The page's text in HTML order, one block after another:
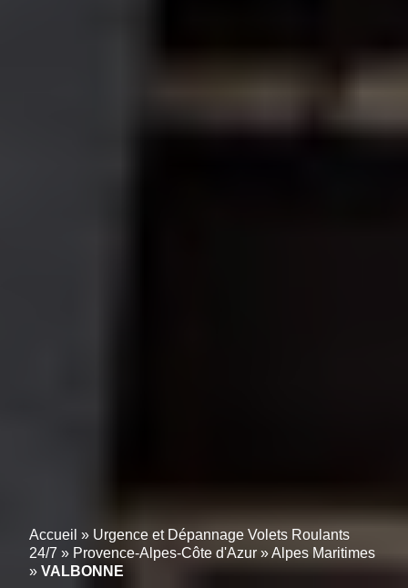
Accueil » Urgence et Dépannage Volets Roulants
24/7 » Provence-Alpes-Côte d'Azur »Alpes Maritimes
» VALBONNE